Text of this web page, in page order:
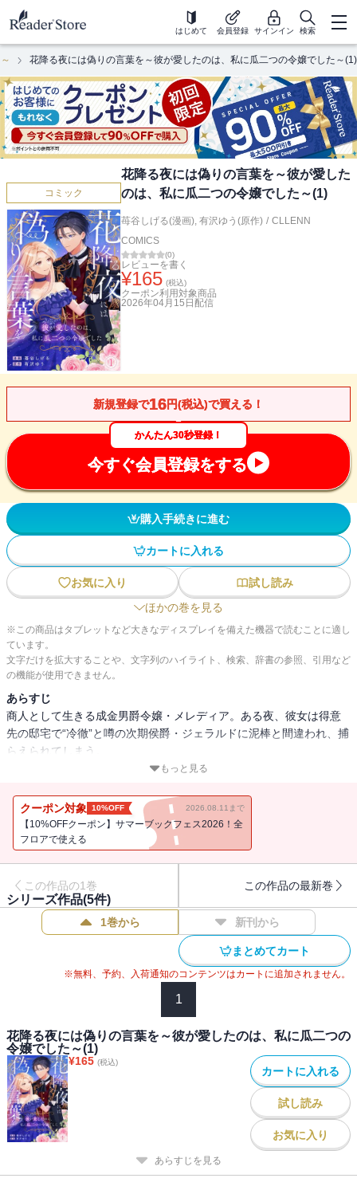
はじめて 会員登録 サインイン 検索
花降る夜には偽りの言葉を～彼が愛したのは、私に瓜二つの令嬢でした～(1)
コミック
花降る夜には偽りの言葉を～彼が愛した
のは、私に瓜二つの令嬢でした～(1)
苺谷しげる(漫画), 有沢ゆう(原作) / CLLENN
COMICS
(0)
レビューを書く
¥165 (税込)
クーポン利用対象商品
2026年04月15日 配信
新規登録で16円(税込)で買える！
かんたん30秒登録！
今すぐ会員登録をする
購入手続きに進む
カートに入れる
お気に入り
試し読み
ほかの巻を見る
※この商品はタブレットなど大きなディスプレイを備えた機器で読むことに適し
ています。
文字だけを拡大することや、文字列のハイライト、検索、辞書の参照、引用など
の機能が使用できません。
あらすじ
商人として生きる成金男爵令嬢・メレディア。ある夜、彼女は得意
先の邸宅で“冷徹”と噂の次期侯爵・ジェラルドに泥棒と間違われ、捕
らえられてしまう。
誤解は解けたものの、以来なぜか彼から熱烈に迫られる日々。彼の
差から「結ばれるはずがない」と、芽生えた恋心に蓋をしようとし
ていた。
そんな折、彼から突然「俺と婚約してほしい」と求婚さ
幸福も束の間。ある日偶然、彼が自分を選んだ“本当の理由”を知って
しまう。
――甘い誘惑の裏に隠された真実とは？
嘘と愛が交錯する、波乱の身分差ラブロマンス！
もっと見る
クーポン対象 10%OFF 2026.08.11まで
【10%OFFクーポン】サマーブックフェス2026！全
フロアで使える
この作品の1巻 この作品の最新巻
シリーズ作品(5件)
1巻から 新刊から
まとめてカート
※無料、予約、入荷通知のコンテンツはカートに追加されません。
1
花降る夜には偽りの言葉を～彼が愛したのは、私に瓜二つの
令嬢でした～(1)
¥165 (税込)
カートに入れる
試し読み
お気に入り
あらすじを見る